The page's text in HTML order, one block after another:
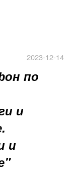
2023-12-14
по
и
и